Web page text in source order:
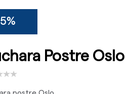
Postre Oslo